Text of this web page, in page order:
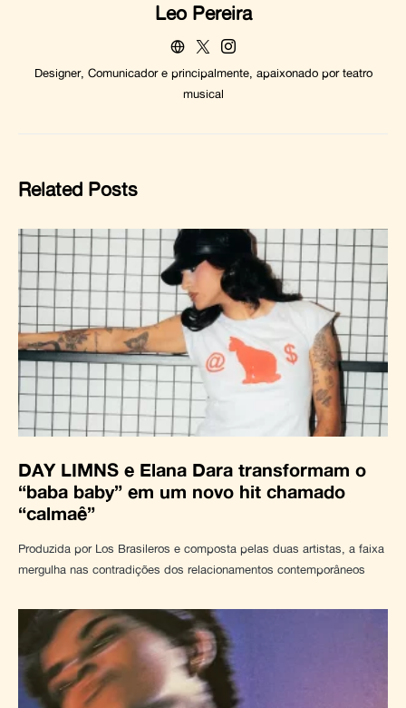
Leo Pereira
Designer, Comunicador e principalmente, apaixonado por teatro
musical
Related Posts
DAY LIMNS e Elana Dara transformam o
“baba baby” em um novo hit chamado
“calmaê”
Produzida por Los Brasileros e composta pelas duas artistas, a faixa
mergulha nas contradições dos relacionamentos contemporâneos